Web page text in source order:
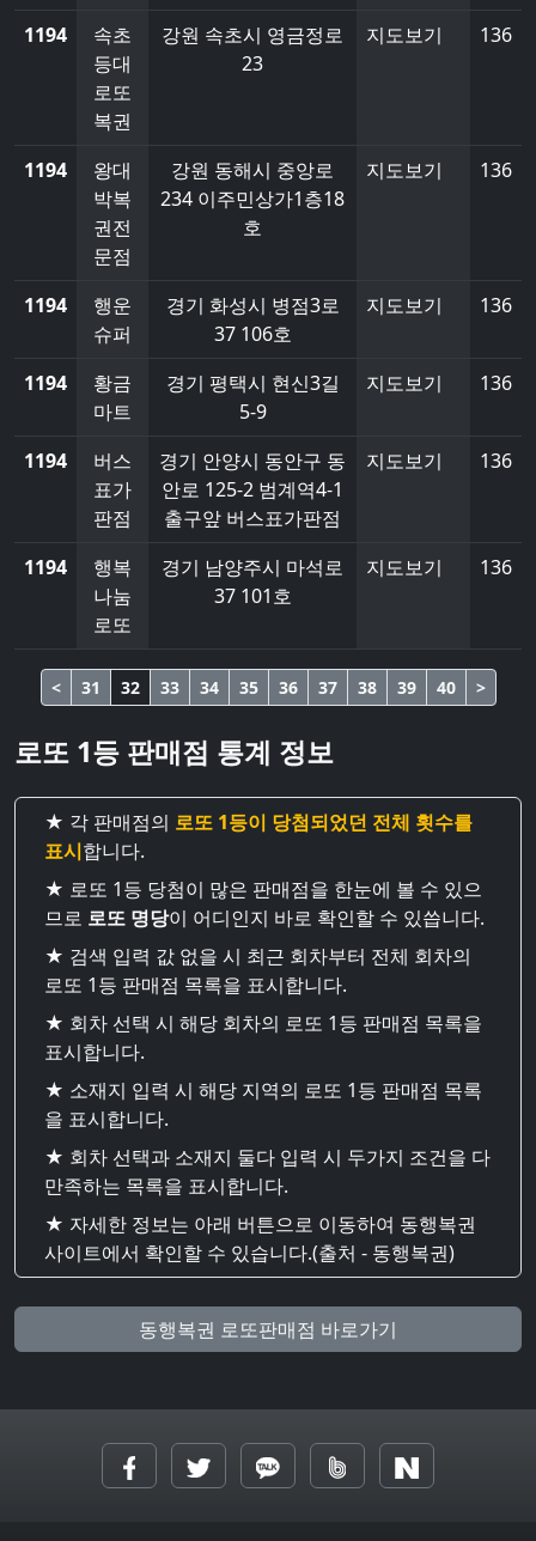
1194
속초
등대
로또
복권
강원 속초시 영금정로
23
지도보기 136
1194
왕대
박복
권전
문점
강원 동해시 중앙로
234 이주민상가1층18
호
지도보기 136
1194
행운
슈퍼
경기 화성시 병점3로
37 106호
지도보기 136
1194
황금
마트
경기 평택시 현신3길
5-9
지도보기 136
1194
버스
표가
판점
경기 안양시 동안구 동
안로 125-2 범계역4-1
출구앞 버스표가판점
지도보기 136
1194
행복
나눔
로또
경기 남양주시 마석로
37 101호
지도보기 136
< 31 32 33 34 35 36 37 38 39 40 >
로또 1등 판매점 통계 정보
★ 각 판매점의 로또 1등이 당첨되었던 전체 횟수를
표시합니다.
★ 로또 1등 당첨이 많은 판매점을 한눈에 볼 수 있으
므로 로또 명당이 어디인지 바로 확인할 수 있씁니다.
★ 검색 입력 값 없을 시 최근 회차부터 전체 회차의
로또 1등 판매점 목록을 표시합니다.
★ 회차 선택 시 해당 회차의 로또 1등 판매점 목록을
표시합니다.
★ 소재지 입력 시 해당 지역의 로또 1등 판매점 목록
을 표시합니다.
★ 회차 선택과 소재지 둘다 입력 시 두가지 조건을 다
만족하는 목록을 표시합니다.
★ 자세한 정보는 아래 버튼으로 이동하여 동행복권
사이트에서 확인할 수 있습니다.(출처 - 동행복권)
동행복권 로또판매점 바로가기